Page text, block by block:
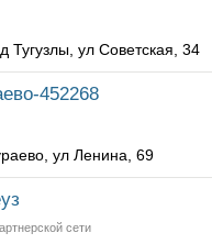
Тугузлы, ул Советская, 34
452268
ул Ленина, 69
сети